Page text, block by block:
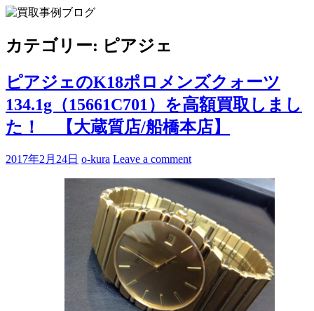
Skip
content
ポイントや高額買取のコツをお知らせします。
カテゴリー: ピアジェ
ピアジェのK18ポロメンズクォーツ
134.1g（15661C701）を高額買取しまし
た！ 【大蔵質店/船橋本店】
2017年2月24日 o-kura Leave a comment